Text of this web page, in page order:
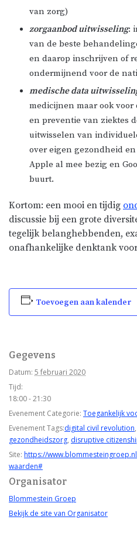
van zorg)
zorgaanbod uitwisseling:
van de beste
en daarop inschrijven of
ondermijnend voor de
medische data
medicijnen maar ook
en preventie van ziektes
uitwisselen van
over eigen gezondheid
Apple al mee bezig en
buurt.
Kortom: een mooi en tijdig
discussie bij een grote
tegelijk belanghebbenden,
onafhankelijke denktank
Toevoegen aan kalender
Gegevens
Datum: 5 februari 2020
Tijd:
18:00 - 21:30
Evenement Categorie: Toegankelijk
Evenement Tags:digital civil revolution,
gezondheidszorg, disruptive
Site: https://
waarden#
Organisator
Blommestein Groep
Bekijk de site van Organisator